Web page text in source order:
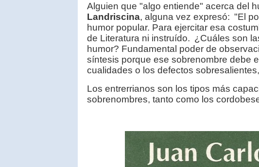
Alguien que "algo entiende" acerca del
Landriscina, alguna vez expresó: "El
humor popular. Para ejercitar esa
de Literatura ni instruído. ¿Cuáles son
humor? Fundamental poder de
síntesis porque ese sobrenombre debe
cualidades o los defectos
Los entrerrianos son los tipos más
sobrenombres, tanto como los